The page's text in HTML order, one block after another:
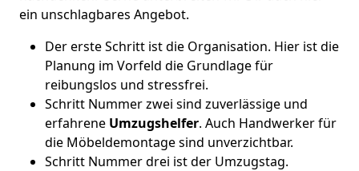
ein unschlagbares Angebot.
Der erste Schritt ist die Organisation. Hier ist die
Planung im Vorfeld die Grundlage für
reibungslos und stressfrei.
Schritt Nummer zwei sind zuverlässige und
erfahrene Umzugshelfer. Auch Handwerker für
die Möbeldemontage sind unverzichtbar.
Schritt Nummer drei ist der Umzugstag.